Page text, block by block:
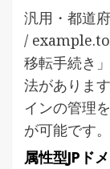
汎用・都道
/
移転手続き
法がありま
インの管理
が可能です。
属性型JPド